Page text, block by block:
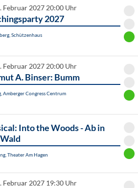
Februar 2027 20:00 Uhr
2027
Schützenhaus
Februar 2027 20:00 Uhr
A. Binser: Bumm
Amberger Congress Centrum
Into the Woods - Ab in
Theater Am Hagen
Februar 2027 19:30 Uhr